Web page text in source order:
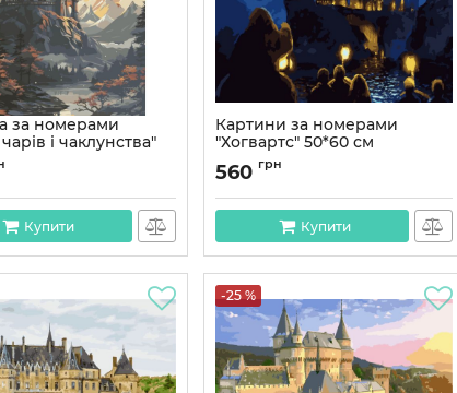
за номерами
і чаклунства"
40х50 см
Купити
Картини за номерами
"Хогвартс" 50*60 см
Артикул:PNX9001
560 грн
Купити
-25 %